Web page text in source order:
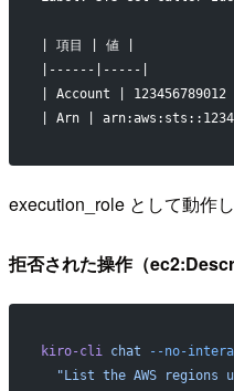
| 項目 | 値 |
|------|-----|
| Account | 123456789012 |
| Arn |
execution_role として動作
拒否された操作（
kiro-cli chat --no-
"List the AWS regions